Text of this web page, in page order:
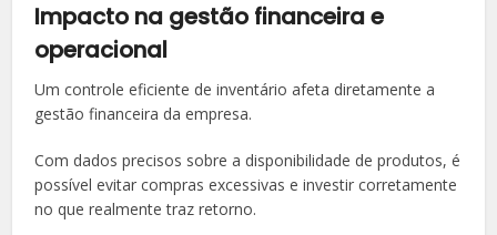
Impacto na gestão financeira e
operacional
Um controle eficiente de inventário afeta diretamente a
gestão financeira da empresa.
Com dados precisos sobre a disponibilidade de produtos, é
possível evitar compras excessivas e investir corretamente
no que realmente traz retorno.